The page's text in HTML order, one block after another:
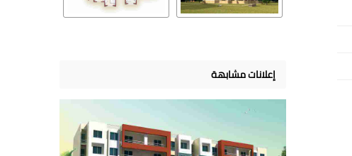
إعلانات مشابهة